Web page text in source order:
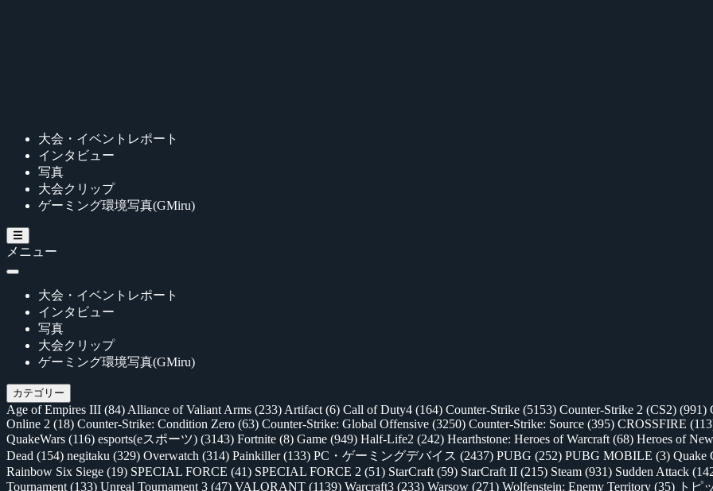
大会・イベントレポート
インタビュー
写真
大会クリップ
ゲーミング環境写真(GMiru)
メニュー
大会・イベントレポート
インタビュー
写真
大会クリップ
ゲーミング環境写真(GMiru)
カテゴリー
Age of Empires III (84) Alliance of Valiant Arms (233) Artifact (6) Call of Duty4 (164) Counter-Strike (5153) Counter-Strike 2 (CS2) (991)
Online 2 (18) Counter-Strike: Condition Zero (63) Counter-Strike: Global Offensive (3250) Counter-Strike: Source (395) CROSSFIRE
QuakeWars (116) esports(eスポーツ) (3143) Fortnite (8) Game (949) Half-Life2 (242) Hearthstone: Heroes of Warcraft (68) Heroes of
Dead (154) negitaku (329) Overwatch (314) Painkiller(133) PC・ゲーミングデバイス (2437) PUBG (252) PUBG MOBILE (3) Quake
Rainbow Six Siege (19) SPECIAL FORCE (41) SPECIAL FORCE 2 (51) StarCraft (59) StarCraft II (215) Steam (931) Sudden Attack
Tournament (133) Unreal Tournament 3 (47) VALORANT (1139) Warcraft3 (233) Warsow (271) Wolfenstein: Enemy Territory (35) トピ